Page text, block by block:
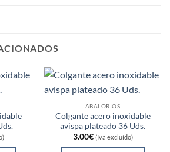
ABALORIOS
Colgante acero inoxidable
avispa plateado 36 Uds.
3.00€ (Iva excluído)